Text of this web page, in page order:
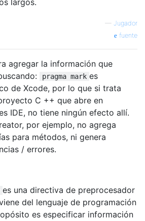
largos.
— Jugador
fuente
agregar la información que
pragma mark es
de Xcode, por lo que si trata
C ++ que abre en
IDE, no tiene ningún efecto allí.
por ejemplo, no agrega
para métodos, ni genera
/ errores.
es una directiva de preprocesador
del lenguaje de programación
es especificar información